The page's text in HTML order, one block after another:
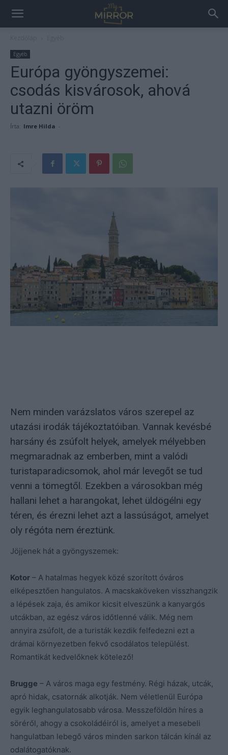
Egyéb
Európa gyöngyszemei:
csodás kisvárosok, ahová
utazni öröm
Írta: Imre Hilda -
Nem minden varázslatos város szerepel az
utazási irodák tájékoztatóiban. Vannak kevésbé
harsány és zsúfolt helyek, amelyek mélyebben
megmaradnak az emberben, mint a valódi
turistaparadicsomok, ahol már levegőt se tud
venni a tömegtől. Ezekben a városokban még
hallani lehet a harangokat, lehet üldögélni egy
téren, és érezni lehet azt a lassúságot, amelyet
oly régóta nem éreztünk.
Jöjjenek hát a gyöngyszemek:
Kotor – A hatalmas hegyek közé szorított óváros
elképesztően hangulatos. A macskaköveken visszhangzik
a lépések zaja, és amikor kicsit elveszünk a kanyargós
utcákban, az egész város időtlenné válik. Még nem
annyira zsúfolt, de a turisták kezdik felfedezni ezt a
drámai környezetben fekvő csodálatos települést.
Romantikát kedvelőknek kötelező!
Brugge – A város maga egy festmény. Régi házak, utcák,
apró hidak, csatornák alkotják. Nem véletlenül Európa
egyik leghangulatosabb városa. Messzeföldön híres a
söréről, ahogy a csokoládéiról is, amelyet a mesebeli
hangulatban lebegő város minden sarkon tálcán kínál az
odalátogatóknak.